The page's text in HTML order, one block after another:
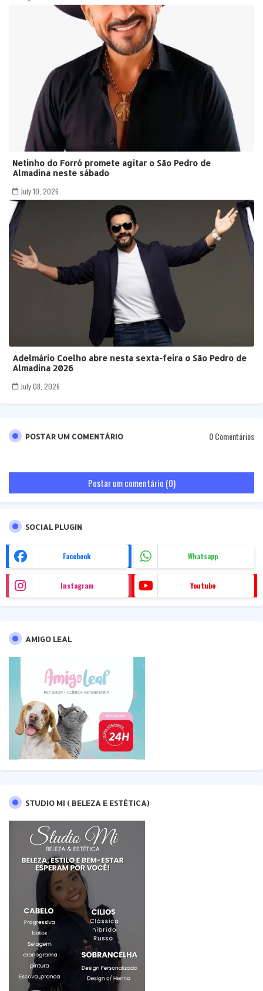
Netinho do Forró promete agitar o São Pedro de
Almadina neste sábado
July 10, 2026
Adelmário Coelho abre nesta sexta-feira o São Pedro de
Almadina 2026
July 08, 2026
POSTAR UM COMENTÁRIO 0 Comentários
Postar um comentário (0)
SOCIAL PLUGIN
Facebook Whatsapp
Instagram Youtube
AMIGO LEAL
STUDIO MI ( BELEZA E ESTÉTICA)